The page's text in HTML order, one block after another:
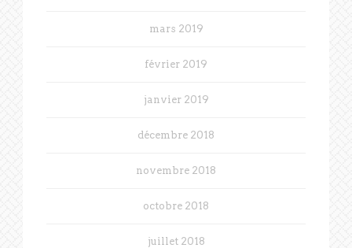
mars 2019
février 2019
janvier 2019
décembre 2018
novembre 2018
octobre 2018
juillet 2018